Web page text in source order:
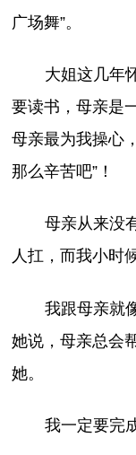
广场舞”。
大姐这几年
要读书，母亲是
母亲最为我操心
那么辛苦吧”！
母亲从来没
人扛，而我小时
我跟母亲就
她说，母亲总会
她。
我一定要完